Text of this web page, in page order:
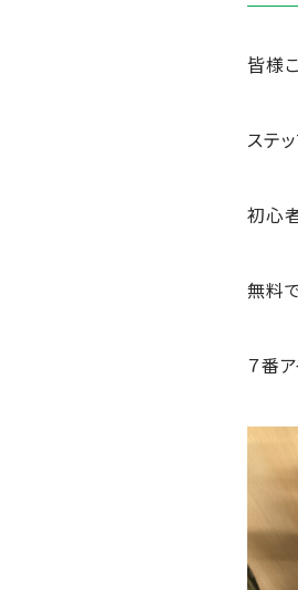
皆様
ステ
初心
無料
７番